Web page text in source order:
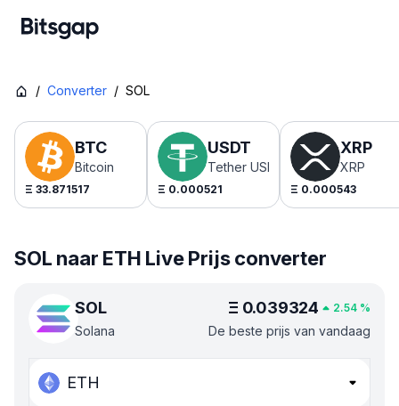
/ Converter / SOL
BTC
Bitcoin
Ξ 33.871517
USDT
Tether USDt
Ξ 0.000521
XRP
XRP
Ξ 0.000543
SOL naar ETH Live Prijs converter
SOL
Solana
Ξ 0.039324 2.54 %
De beste prijs van vandaag
ETH